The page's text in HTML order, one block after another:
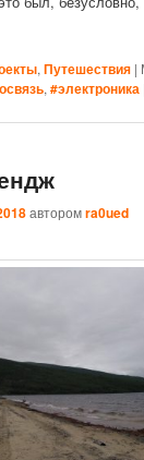
,Путешествия |
,#электроника
авторомra0ued